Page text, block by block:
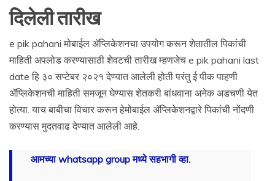
दिलेली तारीख
e pik pahani मोबाईल ॲप्लिकेशनचा उपयोग करून शेतातील पिकांची
माहिती अपलोड करण्यासाठी शेवटची तारीख म्हणजेच e pik pahani last
date हि ३० सप्टेबर २०२१ देण्यात आलेली होती परंतु ई पीक पाहणी
ॲप्लिकेशनची माहिती समजून घेण्यास शेतकरी बांधवाना अनेक अडचणी येत
होत्या. याच बाबीचा विचार करून हेमोबाईल ॲप्लिकेशनद्वारे पिकांची नोंदणी
करण्यास मुदतवाढ देण्यात आलेली आहे.
आमच्या whatsapp group मध्ये सहभागी व्हा.